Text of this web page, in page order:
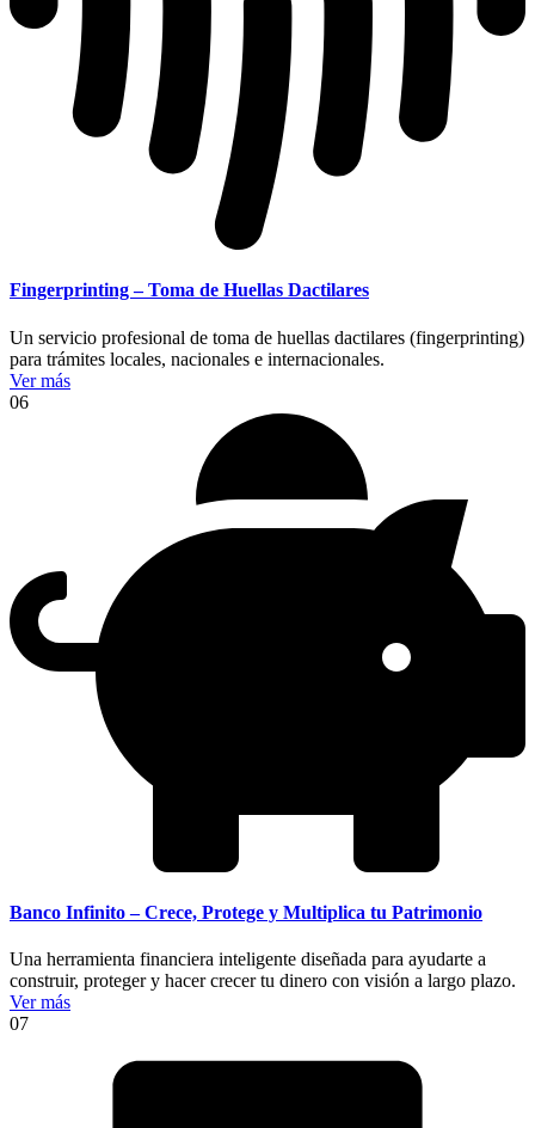
Fingerprinting – Toma de Huellas Dactilares
Un servicio profesional de toma de huellas dactilares (fingerprinting)
para trámites locales, nacionales e internacionales.
Ver más
06
Banco Infinito – Crece, Protege y Multiplica tu Patrimonio
Una herramienta financiera inteligente diseñada para ayudarte a
construir, proteger y hacer crecer tu dinero con visión a largo plazo.
Ver más
07